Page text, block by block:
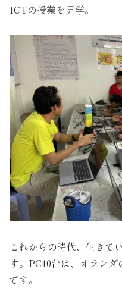
ICTの授業を見学。
これからの時代、生きて
す。PC10台は、オラン
です。